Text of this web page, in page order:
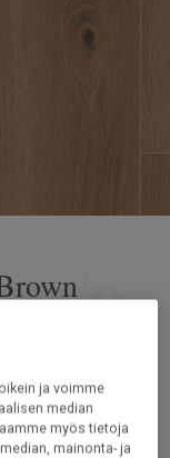
rauhallisilla
selkeä ja uniikki
on optimoitu
tunnelman.
ja voimme
median
myös tietoja
mainonta- ja